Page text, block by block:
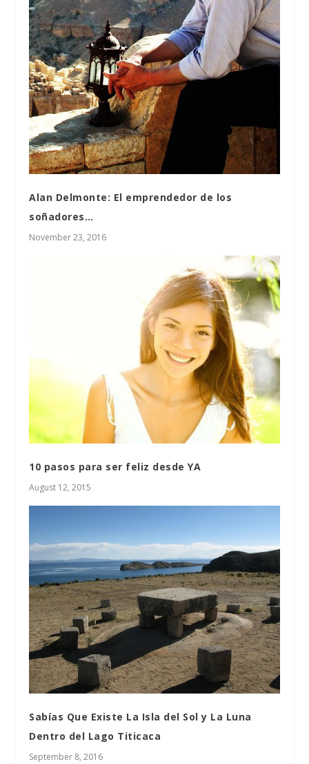
Alan Delmonte: El emprendedor de los
soñadores…
November 23, 2016
10 pasos para ser feliz desde YA
August 12, 2015
Sabías Que Existe La Isla del Sol y La Luna
Dentro del Lago Titicaca
September 8, 2016